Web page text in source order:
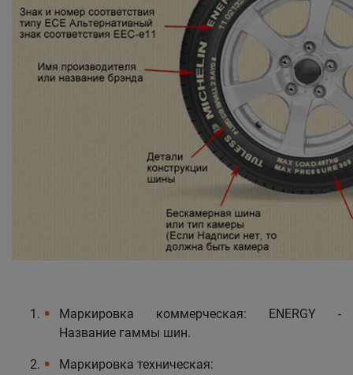
Маркировка коммерческая: ENERGY -
Название гаммы шин.
Маркировка техническая:
Семей
Талдыкорган
Шымкент
Бишкек